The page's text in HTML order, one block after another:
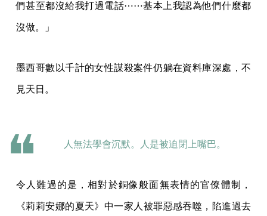
們甚至都沒給我打過電話⋯⋯基本上我認為他們什麼都
沒做。」
墨西哥數以千計的女性謀殺案件仍躺在資料庫深處，不
見天日。
人無法學會沉默。人是被迫閉上嘴巴。
令人難過的是，相對於銅像般面無表情的官僚體制，
《莉莉安娜的夏天》中一家人被罪惡感吞噬，陷進過去